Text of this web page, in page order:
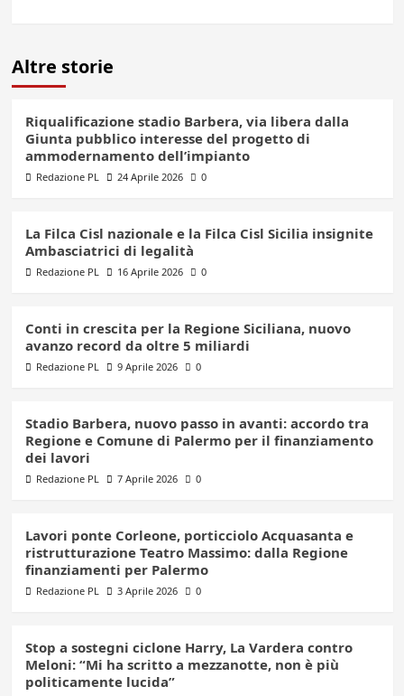
Altre storie
Riqualificazione stadio Barbera, via libera dalla
Giunta pubblico interesse del progetto di
ammodernamento dell’impianto
Redazione PL 24 Aprile 2026 0
La Filca Cisl nazionale e la Filca Cisl Sicilia insignite
Ambasciatrici di legalità
Redazione PL 16 Aprile 2026 0
Conti in crescita per la Regione Siciliana, nuovo
avanzo record da oltre 5 miliardi
Redazione PL 9 Aprile 2026 0
Stadio Barbera, nuovo passo in avanti: accordo tra
Regione e Comune di Palermo per il finanziamento
dei lavori
Redazione PL 7 Aprile 2026 0
Lavori ponte Corleone, porticciolo Acquasanta e
ristrutturazione Teatro Massimo: dalla Regione
finanziamenti per Palermo
Redazione PL 3 Aprile 2026 0
Stop a sostegni ciclone Harry, La Vardera contro
Meloni: “Mi ha scritto a mezzanotte, non è più
politicamente lucida”